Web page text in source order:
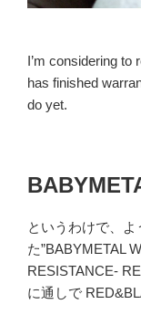
I’m considering to
has finished
do yet.
というわけで、
た”BABYMETAL
RESISTANCE-
に通しで